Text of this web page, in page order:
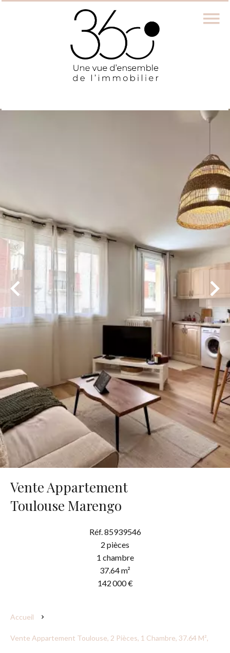
Vente Appartement
Toulouse Marengo
Réf. 85939546
2 pièces
1 chambre
37.64 m²
142 000 €
Accueil
Vente Appartement Toulouse, 2 Pièces, 1 Chambre, 37.64 M²,